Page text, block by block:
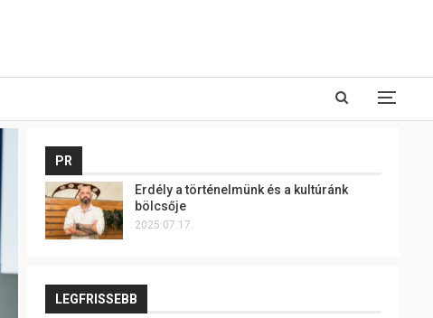
PR
Erdély a történelmünk és a kultúránk
bölcsője
2025.07.17.
LEGFRISSEBB